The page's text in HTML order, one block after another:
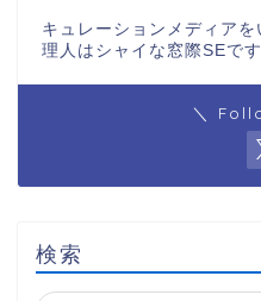
キュレーションメディア
理人はシャイな窓際SEです
＼
検索